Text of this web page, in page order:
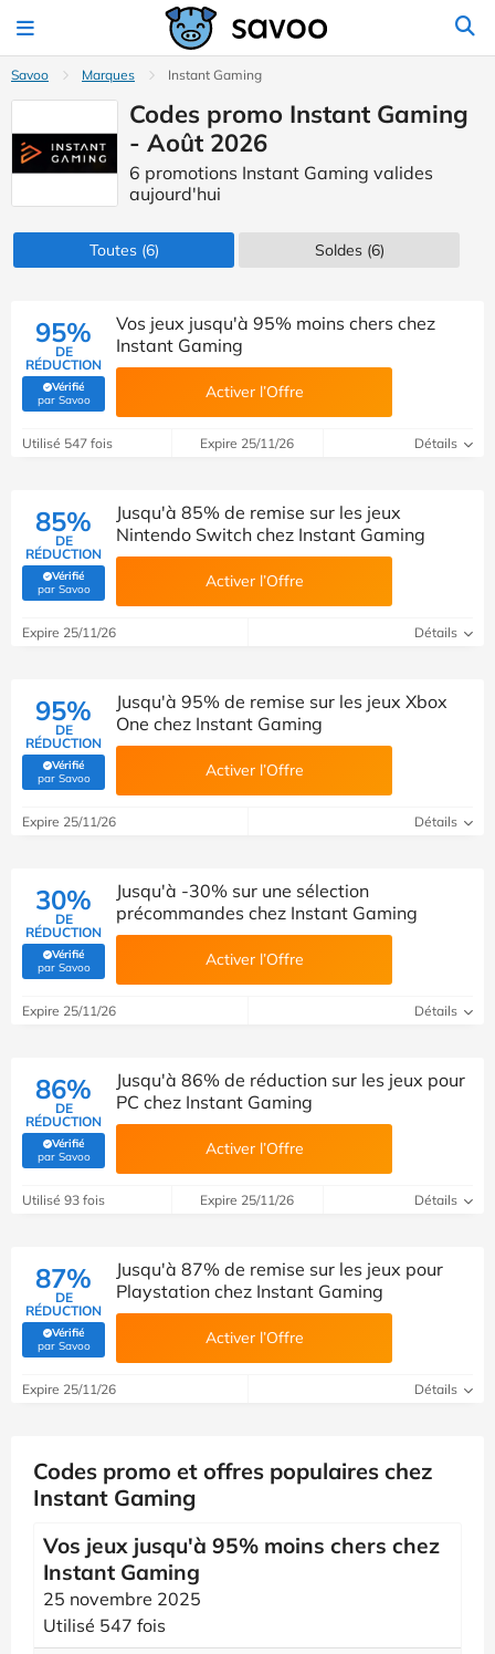
Savoo Marques Instant Gaming
Codes promo Instant Gaming
- Août 2026
6 promotions Instant Gaming valides
aujourd'hui
Toutes(6) Soldes(6)
95%
DE
RÉDUCTION
Vérifié
par Savoo(Vérifié par Savoo)
Vos jeux jusqu'à 95% moins chers chez
Instant Gaming
Activer l’Offre
Utilisé 547 fois Expire 25/11/26 Détails
85%
DE
RÉDUCTION
Vérifié
par Savoo(Vérifié par Savoo)
Jusqu'à 85% de remise sur les jeux
Nintendo Switch chez Instant Gaming
Activer l’Offre
Expire 25/11/26 Détails
95%
DE
RÉDUCTION
Vérifié
par Savoo(Vérifié par Savoo)
Jusqu'à 95% de remise sur les jeux Xbox
One chez Instant Gaming
Activer l’Offre
Expire 25/11/26 Détails
30%
DE
RÉDUCTION
Vérifié
par Savoo(Vérifié par Savoo)
Jusqu'à -30% sur une sélection
précommandes chez Instant Gaming
Activer l’Offre
Expire 25/11/26 Détails
86%
DE
RÉDUCTION
Vérifié
par Savoo(Vérifié par Savoo)
Jusqu'à 86% de réduction sur les jeux pour
PC chez Instant Gaming
Activer l’Offre
Utilisé 93 fois Expire 25/11/26 Détails
87%
DE
RÉDUCTION
Vérifié
par Savoo(Vérifié par Savoo)
Jusqu'à 87% de remise sur les jeux pour
Playstation chez Instant Gaming
Activer l’Offre
Expire 25/11/26 Détails
Codes promo et offres populaires chez
Instant Gaming
Vos jeux jusqu'à 95% moins chers chez
Instant Gaming
25 novembre 2025
Utilisé 547 fois